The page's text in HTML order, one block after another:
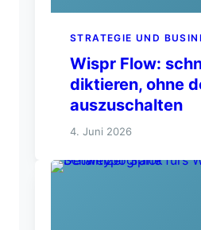
STRATEGIE UND
Wispr Flow:
diktieren, ohne
auszuschalten
4. Juni 2026